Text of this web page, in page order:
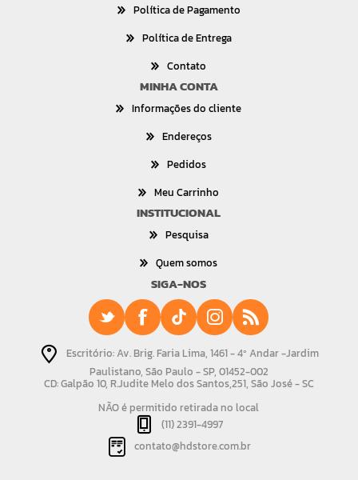
Política de Pagamento
Política de Entrega
Contato
MINHA CONTA
Informações do cliente
Endereços
Pedidos
Meu Carrinho
INSTITUCIONAL
Pesquisa
Quem somos
SIGA-NOS
Escritório: Av. Brig. Faria Lima, 1461 - 4º Andar -Jardim
Paulistano, São Paulo - SP, 01452-002
CD: Galpão 10, R.Judite Melo dos Santos,251, São José - SC
NÃO é permitido retirada no local
(11) 2391-4997
contato@hdstore.com.br